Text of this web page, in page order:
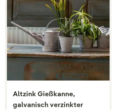
Altzink Gießkanne,
galvanisch verzinkter